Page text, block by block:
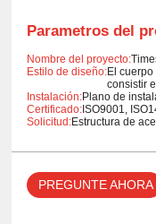
Parametros del
Nombre del proyecto:
Estilo de diseño:El
consistir
Instalación:Plano de
Certificado:ISO9001,
Solicitud:Estructura de
PREGUNTE AHORA